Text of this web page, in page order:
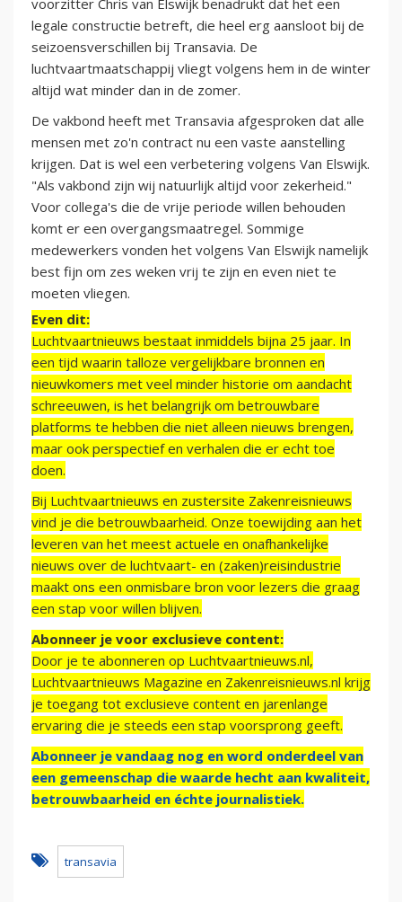
voorzitter Chris van Elswijk benadrukt dat het een
legale constructie betreft, die heel erg aansloot bij de
seizoensverschillen bij Transavia. De
luchtvaartmaatschappij vliegt volgens hem in de winter
altijd wat minder dan in de zomer.
De vakbond heeft met Transavia afgesproken dat alle
mensen met zo'n contract nu een vaste aanstelling
krijgen. Dat is wel een verbetering volgens Van Elswijk.
"Als vakbond zijn wij natuurlijk altijd voor zekerheid."
Voor collega's die de vrije periode willen behouden
komt er een overgangsmaatregel. Sommige
medewerkers vonden het volgens Van Elswijk namelijk
best fijn om zes weken vrij te zijn en even niet te
moeten vliegen.
Even dit:
Luchtvaartnieuws bestaat inmiddels bijna 25 jaar. In
een tijd waarin talloze vergelijkbare bronnen en
nieuwkomers met veel minder historie om aandacht
schreeuwen, is het belangrijk om betrouwbare
platforms te hebben die niet alleen nieuws brengen,
maar ook perspectief en verhalen die er echt toe
doen.
Bij Luchtvaartnieuws en zustersite Zakenreisnieuws
vind je die betrouwbaarheid. Onze toewijding aan het
leveren van het meest actuele en onafhankelijke
nieuws over de luchtvaart- en (zaken)reisindustrie
maakt ons een onmisbare bron voor lezers die graag
een stap voor willen blijven.
Abonneer je voor exclusieve content:
Door je te abonneren op Luchtvaartnieuws.nl,
Luchtvaartnieuws Magazine en Zakenreisnieuws.nl krijg
je toegang tot exclusieve content en jarenlange
ervaring die je steeds een stap voorsprong geeft.
Abonneer je vandaag nog en word onderdeel van
een gemeenschap die waarde hecht aan kwaliteit,
betrouwbaarheid en échte journalistiek.
transavia